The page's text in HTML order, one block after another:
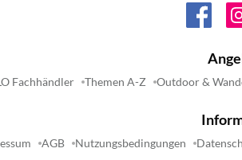
Fachhändler Themen A-Z Outdoor &
AGB Nutzungsbedingungen